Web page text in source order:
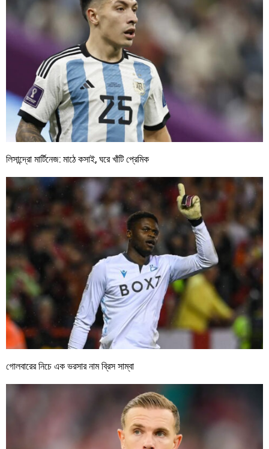
লিসান্দ্রো মার্টিনেজ: মাঠে কসাই, ঘরে খাঁটি প্রেমিক
গোলবারের নিচে এক ভরসার নাম ব্রিস সাম্বা